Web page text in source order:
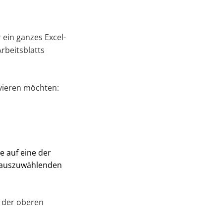
ganzes Excel-
möchten:
auf eine der
der oberen